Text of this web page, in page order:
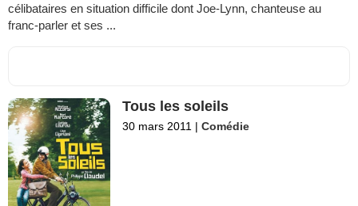
célibataires en situation difficile dont Joe-Lynn, chanteuse au
franc-parler et ses ...
Tous les soleils
30 mars 2011 | Comédie